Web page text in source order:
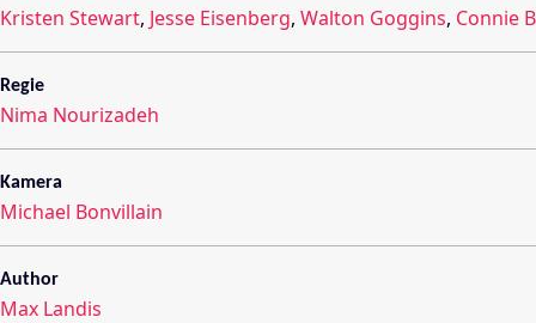
Kristen Stewart, Jesse Eisenberg, Walton Goggins, Connie
Regie
Nima Nourizadeh
Kamera
Michael Bonvillain
Author
Max Landis